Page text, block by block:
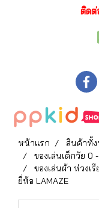
ติดต่
หน้าแรก สินค้าทั้
ของเล่นเด็กวัย 0
ของเล่นผ้า ห่วงเ
ยี่ห้อ LAMAZE